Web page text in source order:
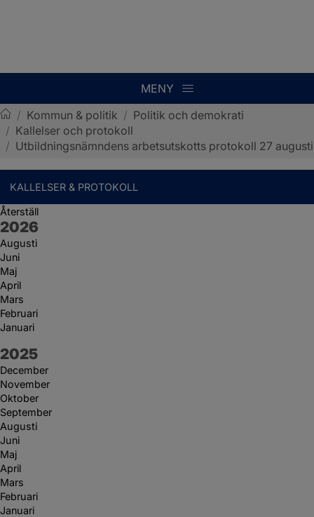
MENY
Sotenäs kommun
/ Kommun & politik / Politik och demokrati
/ Kallelser och protokoll
/ Utbildningsnämndens arbetsutskotts protokoll 27 augusti
KALLELSER & PROTOKOLL
Återställ
År:
2026
Augusti
Juni
Maj
April
Mars
Februari
Januari
År:
2025
December
November
Oktober
September
Augusti
Juni
Maj
April
Mars
Februari
Januari